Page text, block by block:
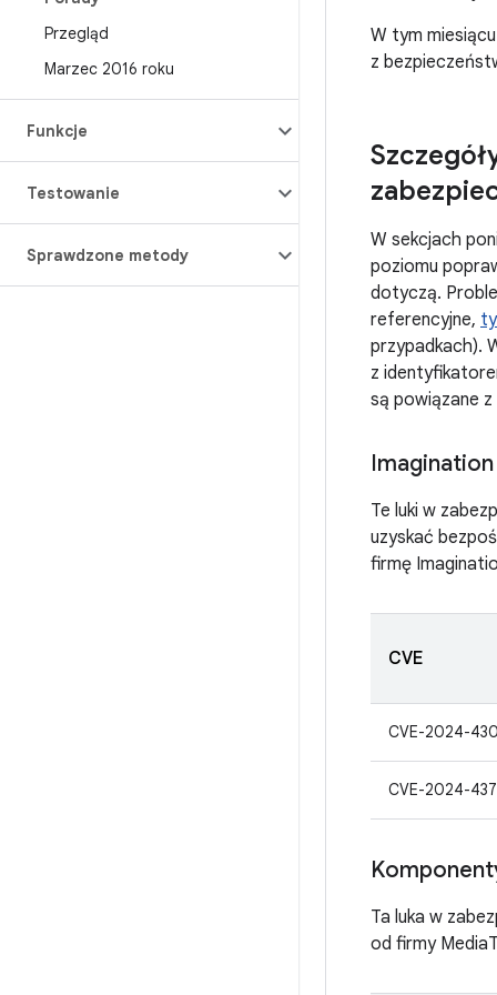
Przegląd
Marzec 2016 roku
Funkcje
Testowanie
Sprawdzone metody
W tym
z
W sekcjach
poziomu
dotyczą.
referencyjne,
przypadkach).
z
są powiązane
Te luki w
uzyskać
firmę
CVE
CVE-2024-
CVE-2024-
Ta luka w
od firmy